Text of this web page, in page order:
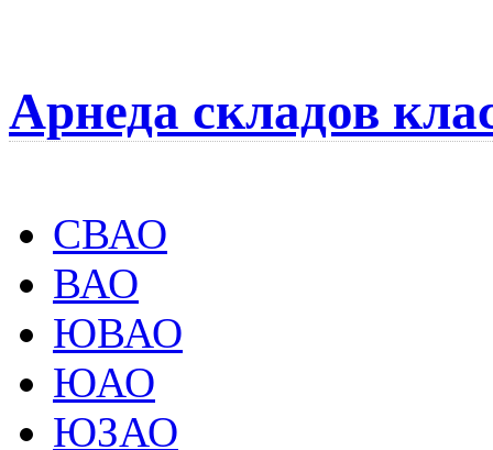
Арнеда складов
СВАО
ВАО
ЮВАО
ЮАО
ЮЗАО